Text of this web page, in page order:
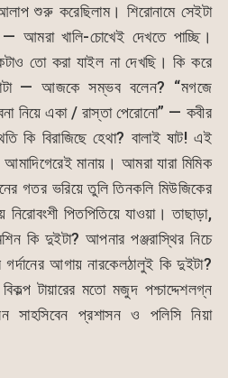
শুরু করেছিলাম। শিরোনামে সেইটা
আমরা খালি-চোখেই দেখতে পাচ্ছি।
তো করা যাইল না দেখছি। কি করে
— আজকে সম্ভব বলেন? “মগজে
নিয়ে একা / রাস্তা পেরোনো” — কবীর
কি বিরাজিছে হেথা? বালাই ষাট! এই
মানায়। আমরা যারা মিমিক
গতর ভরিয়ে তুলি তিনকলি মিউজিকের
নিরোবংশী পিতপিতিয়ে যাওয়া। তাছাড়া,
কি দুইটা? আপনার পঞ্জরাস্থির নিচে
আগায় নারকেলঠালুই কি দুইটা?
টায়ারের মতো মজুদ পশ্চাদ্দেশলগ্ন
সাহসিবেন প্রশাসন ও পলিসি নিয়া